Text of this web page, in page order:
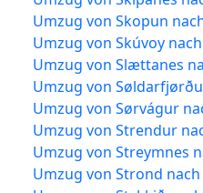
Umzug von Skopun
Umzug von Skúvoy
Umzug von Slættanes
Umzug von
Umzug von Sørvágur
Umzug von Strendur
Umzug von Streymnes
Umzug von Strond